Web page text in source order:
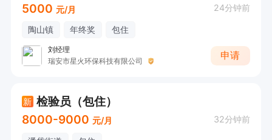
5000 元/月 24分钟前
陶山镇 年终奖 包住
刘经理
瑞安市星火环保科技有限公司
申请
新 检验员（包住）
8000-9000 元/月 32分钟前